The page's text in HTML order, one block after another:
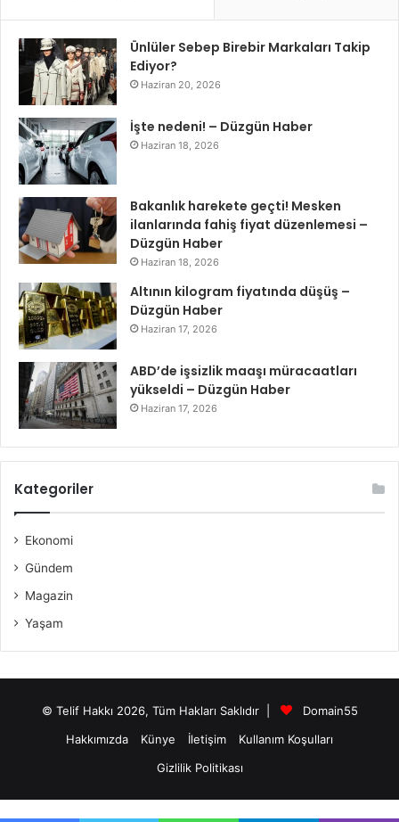
Ünlüler Sebep Birebir Markaları Takip
Ediyor?
Haziran 20, 2026
İşte nedeni! – Düzgün Haber
Haziran 18, 2026
Bakanlık harekete geçti! Mesken
ilanlarında fahiş fiyat düzenlemesi –
Düzgün Haber
Haziran 18, 2026
Altının kilogram fiyatında düşüş –
Düzgün Haber
Haziran 17, 2026
ABD’de işsizlik maaşı müracaatları
yükseldi – Düzgün Haber
Haziran 17, 2026
Kategoriler
Ekonomi
Gündem
Magazin
Yaşam
© Telif Hakkı 2026, Tüm Hakları Saklıdır |
Domain55
Hakkımızda
Künye İletişim
Kullanım Koşulları
Gizlilik Politikası